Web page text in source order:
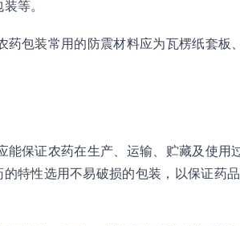
等。
药包装常用的防震材料应为瓦楞纸套板
能保证农药在生产、运输、贮藏及使用
特性选用不易破损的包装，以保证药